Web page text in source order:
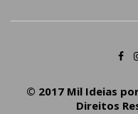
© 2017 Mil Ideias
Direitos